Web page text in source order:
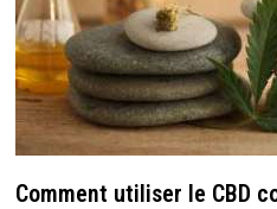
Comment utiliser le CBD